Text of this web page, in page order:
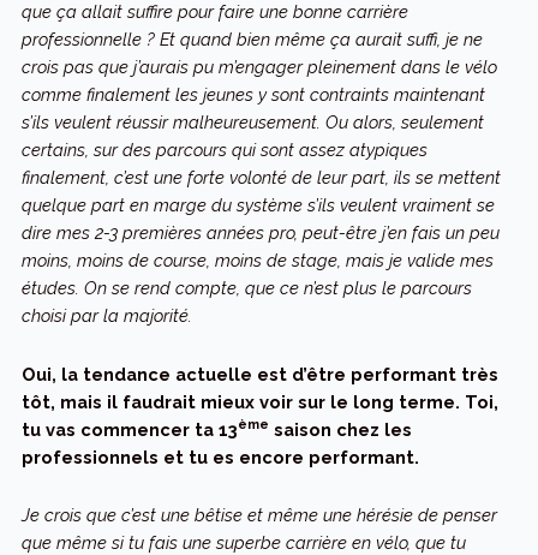
que ça allait suffire pour faire une bonne carrière
professionnelle ? Et quand bien même ça aurait suffi, je ne
crois pas que j’aurais pu m’engager pleinement dans le vélo
comme finalement les jeunes y sont contraints maintenant
s’ils veulent réussir malheureusement. Ou alors, seulement
certains, sur des parcours qui sont assez atypiques
finalement, c’est une forte volonté de leur part, ils se mettent
quelque part en marge du système s’ils veulent vraiment se
dire mes 2-3 premières années pro, peut-être j’en fais un peu
moins, moins de course, moins de stage, mais je valide mes
études. On se rend compte, que ce n’est plus le parcours
choisi par la majorité.
Oui, la tendance actuelle est d’être performant très
tôt, mais il faudrait mieux voir sur le long terme. Toi,
tu vas commencer ta 13ème saison chez les
professionnels et tu es encore performant.
Je crois que c’est une bêtise et même une hérésie de penser
que même si tu fais une superbe carrière en vélo, que tu